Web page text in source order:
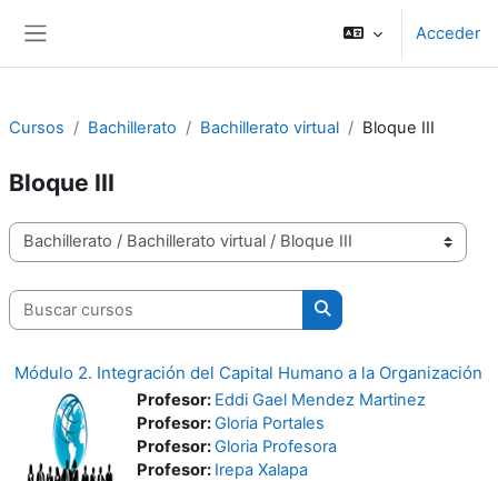
Acceder
Cursos Bachillerato Bachillerato virtual Bloque III
Bloque III
Categorías
Buscar cursos
Buscar cursos
Módulo 2. Integración del Capital Humano a la Organización
Profesor: Eddi Gael Mendez Martinez
Profesor:Gloria Portales
Profesor:Gloria Profesora
Profesor: Irepa Xalapa